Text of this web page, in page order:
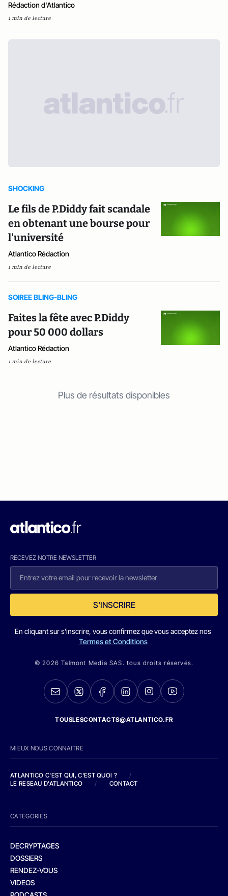
Rédaction d'Atlantico
1 min de lecture
SHOCKING
Le fils de P.Diddy fait scandale
en obtenant une bourse pour
l'université
Atlantico Rédaction
1 min de lecture
SOIREE BLING-BLING
Faites la fête avec P.Diddy
pour 50 000 dollars
Atlantico Rédaction
1 min de lecture
Plus de résultats disponibles
RECEVEZ NOTRE NEWSLETTER
S'INSCRIRE
En cliquant sur s'inscrire, vous confirmez que vous acceptez nos
Termes et Conditions
© 2026 Talmont Media SAS. tous droits réservés.
TOUSLESCONTACTS@ATLANTICO.FR
MIEUX NOUS CONNAITRE
ATLANTICO C'EST QUI, C'EST QUOI ?
/
LE RESEAU D'ATLANTICO
/ CONTACT
CATEGORIES
DECRYPTAGES
DOSSIERS
RENDEZ-VOUS
VIDEOS